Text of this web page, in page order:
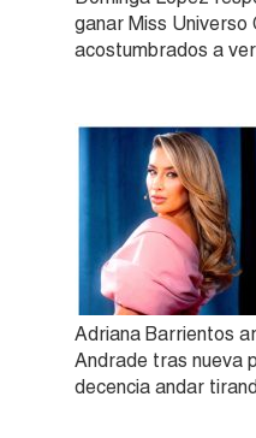
ganar Miss Universo
acostumbrados a
Adriana Barrientos
Andrade tras nueva
decencia andar